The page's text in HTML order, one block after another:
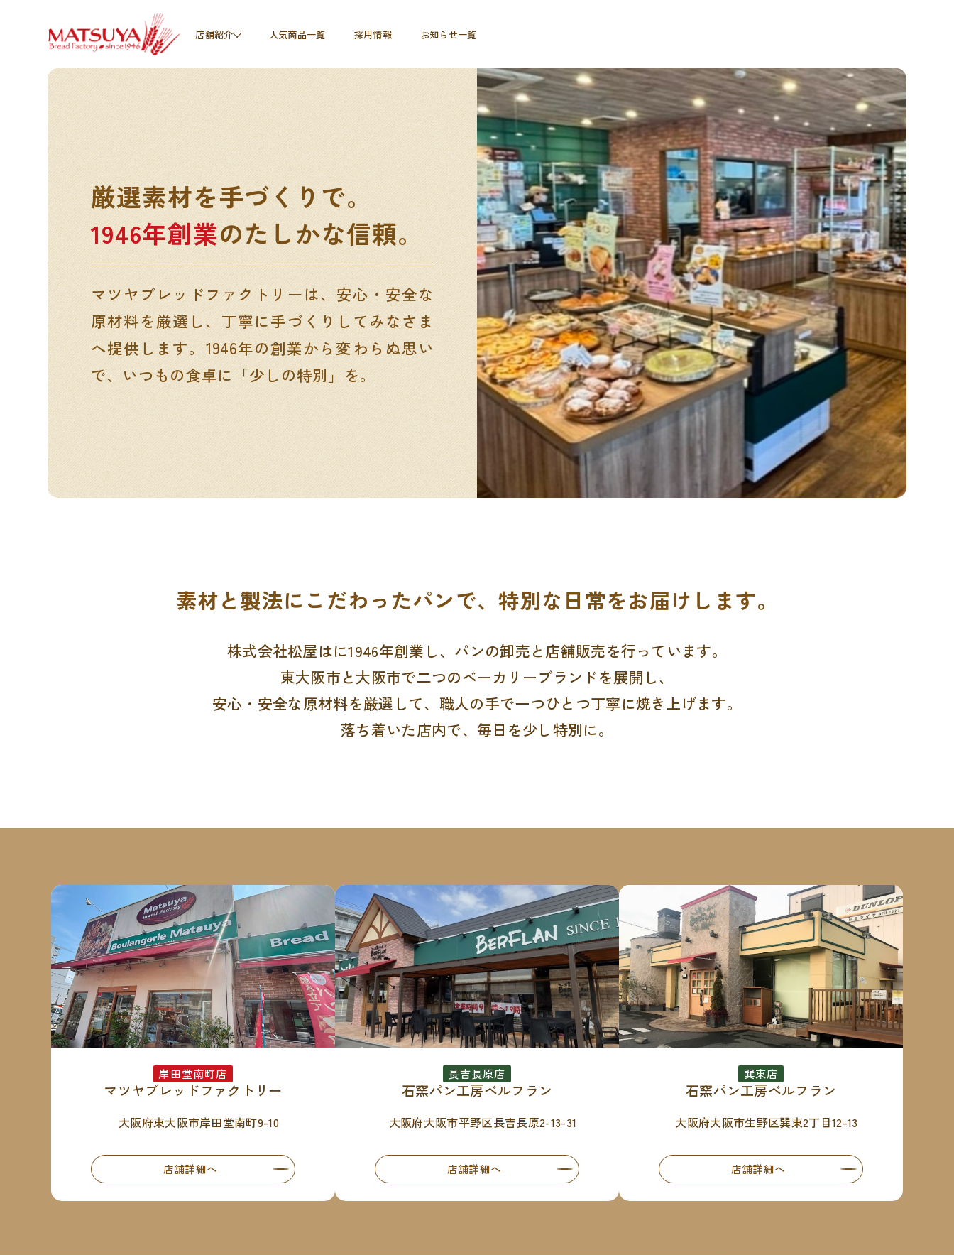
店舗紹介 人気商品一覧 採用情報 お知らせ一覧
厳選素材を手づくりで。
1946年創業のたしかな信頼。
マツヤブレッドファクトリーは、安心・安全な
原材料を厳選し、丁寧に手づくりしてみなさま
へ提供します。1946年の創業から変わらぬ思い
で、いつもの食卓に「少しの特別」を。
素材と製法にこだわったパンで、特別な日常をお届けします。
株式会社松屋はに1946年創業し、パンの卸売と店舗販売を行っています。
東大阪市と大阪市で二つのベーカリーブランドを展開し、
安心・安全な原材料を厳選して、職人の手で一つひとつ丁寧に焼き上げます。
落ち着いた店内で、毎日を少し特別に。
岸田堂南町店
マツヤブレッドファクトリー
大阪府東大阪市岸田堂南町9-10
店舗詳細へ
長吉長原店
石窯パン工房ベルフラン
大阪府大阪市平野区長吉長原2-13-31
店舗詳細へ
巽東店
石窯パン工房ベルフラン
大阪府大阪市生野区巽東2丁目12-13
店舗詳細へ